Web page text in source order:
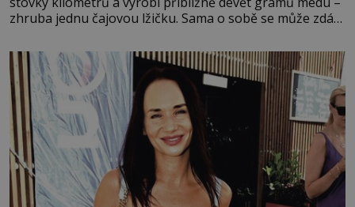
zhruba jednu čajovou lžičku. Sama o sobě se může zdát
tisíc příslušnic svého včelstva, vznikne jeden z
nejdokonalejších organismů